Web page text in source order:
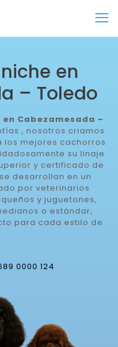
en
– Toledo
Cabezamesada –
, nosotros criamos
los mejores cachorros
su linaje
y certificado de
desarrollan en un
por veterinarios
y juguetones,
o estándar,
para cada estilo de
0000 124